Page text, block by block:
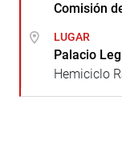
Comisión
LUGAR
Palacio
Hemiciclo